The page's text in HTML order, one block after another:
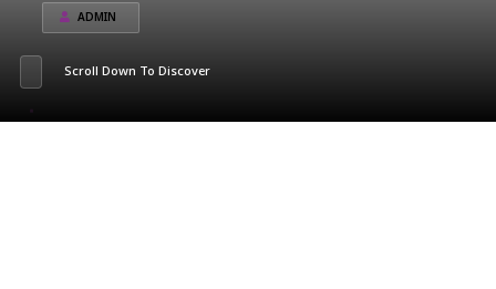
ADMIN
Scroll Down To Discover